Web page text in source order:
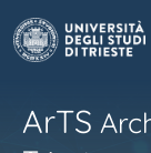
ArTS